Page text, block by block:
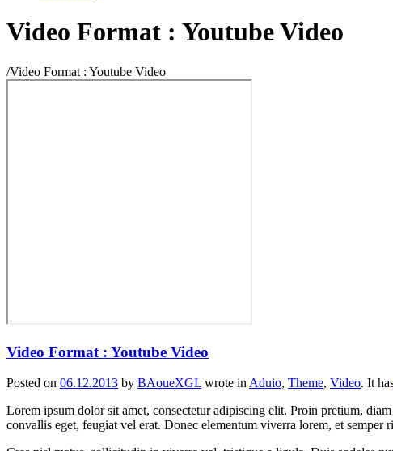
Video Format : Youtube Video
/Video Format : Youtube Video
Video Format : Youtube Video
Posted on 06.12.2013 by BAoueXGL wrote in Aduio, Theme, Video. It
Lorem ipsum dolor sit amet, consectetur adipiscing elit. Proin pretium,
convallis eget, feugiat vel erat. Donec elementum viverra lorem, et semper